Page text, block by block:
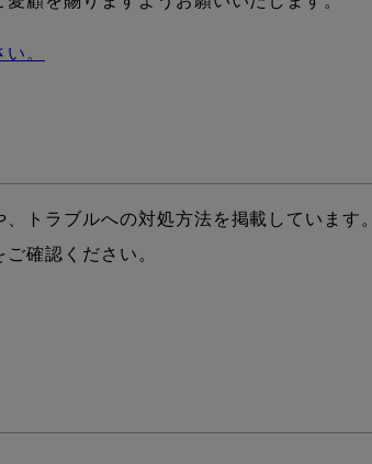
。
トラブルへの対処方法を掲載しています。
確認ください。